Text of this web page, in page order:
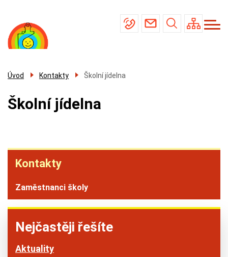
hlavnímu
obsahu
navigace
Mateřská škola
Úřední deska
Kontakty
Kontakty
Kontakty
Zaměstnanci školy
Nejčastěji řešíte
Aktuality
Úvod Kontakty Školní jídelna
Školní jídelna